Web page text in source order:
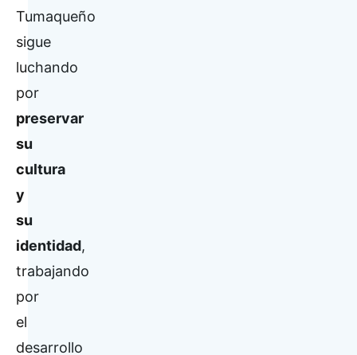
Tumaqueño
sigue
luchando
por
preservar
su
cultura
y
su
identidad,
trabajando
por
el
desarrollo